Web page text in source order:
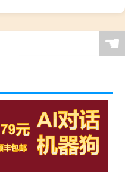
☚